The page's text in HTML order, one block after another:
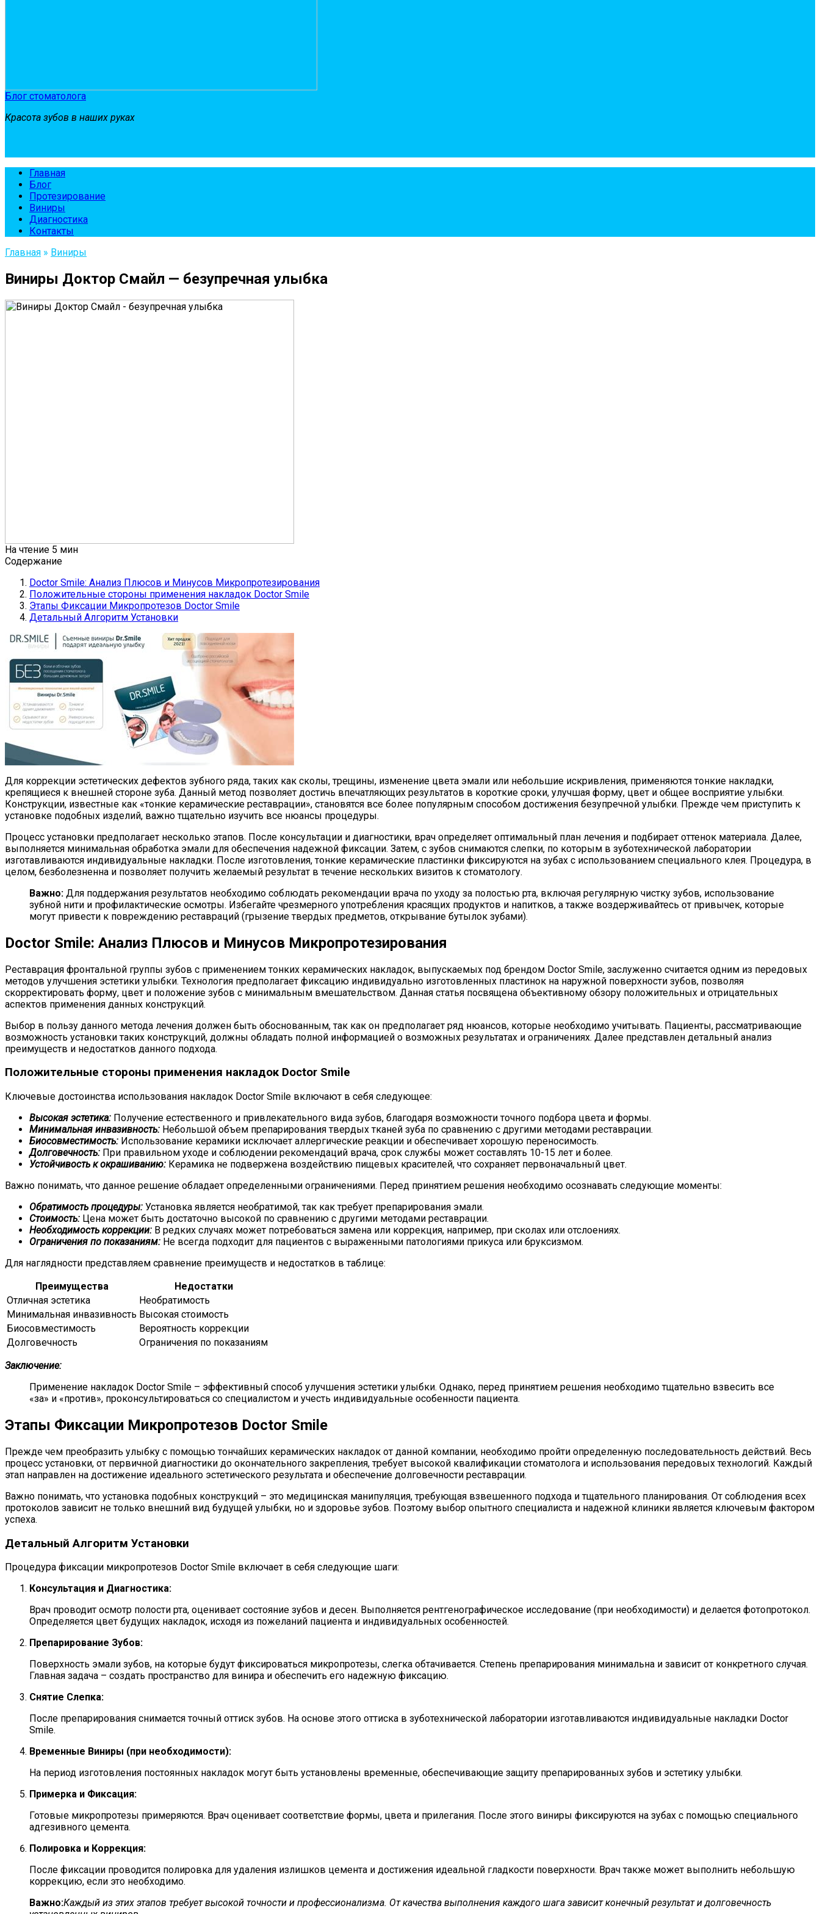
Блог стоматолога
Красота зубов в наших руках
Главная
Блог
Протезирование
Виниры
Диагностика
Контакты
Главная » Виниры
Виниры Доктор Смайл — безупречная улыбка
На чтение 5 мин
Содержание
Doctor Smile: Анализ Плюсов и Минусов Микропротезирования
Положительные стороны применения накладок Doctor Smile
Этапы Фиксации Микропротезов Doctor Smile
Детальный Алгоритм Установки
Для коррекции эстетических дефектов зубного ряда, таких как сколы, трещины, изменение цвета эмали или небольшие искривления, применяются тонкие накладки,
крепящиеся к внешней стороне зуба. Данный метод позволяет достичь впечатляющих результатов в короткие сроки, улучшая форму, цвет и общее восприятие улыбки.
Конструкции, известные как «тонкие керамические реставрации», становятся все более популярным способом достижения безупречной улыбки. Прежде чем приступить к
установке подобных изделий, важно тщательно изучить все нюансы процедуры.
Процесс установки предполагает несколько этапов. После консультации и диагностики, врач определяет оптимальный план лечения и подбирает оттенок материала. Далее,
выполняется минимальная обработка эмали для обеспечения надежной фиксации. Затем, с зубов снимаются слепки, по которым в зуботехнической лаборатории
изготавливаются индивидуальные накладки. После изготовления, тонкие керамические пластинки фиксируются на зубах с использованием специального клея. Процедура, в
целом, безболезненна и позволяет получить желаемый результат в течение нескольких визитов к стоматологу.
Важно: Для поддержания результатов необходимо соблюдать рекомендации врача по уходу за полостью рта, включая регулярную чистку зубов, использование
зубной нити и профилактические осмотры. Избегайте чрезмерного употребления красящих продуктов и напитков, а также воздерживайтесь от привычек, которые
могут привести к повреждению реставраций (грызение твердых предметов, открывание бутылок зубами).
Doctor Smile: Анализ Плюсов и Минусов Микропротезирования
Реставрация фронтальной группы зубов с применением тонких керамических накладок, выпускаемых под брендом Doctor Smile, заслуженно считается одним из передовых
методов улучшения эстетики улыбки. Технология предполагает фиксацию индивидуально изготовленных пластинок на наружной поверхности зубов, позволяя
скорректировать форму, цвет и положение зубов с минимальным вмешательством. Данная статья посвящена объективному обзору положительных и отрицательных
аспектов применения данных конструкций.
Выбор в пользу данного метода лечения должен быть обоснованным, так как он предполагает ряд нюансов, которые необходимо учитывать. Пациенты, рассматривающие
возможность установки таких конструкций, должны обладать полной информацией о возможных результатах и ограничениях. Далее представлен детальный анализ
преимуществ и недостатков данного подхода.
Положительные стороны применения накладок Doctor Smile
Ключевые достоинства использования накладок Doctor Smile включают в себя следующее:
Высокая эстетика: Получение естественного и привлекательного вида зубов, благодаря возможности точного подбора цвета и формы.
Минимальная инвазивность: Небольшой объем препарирования твердых тканей зуба по сравнению с другими методами реставрации.
Биосовместимость: Использование керамики исключает аллергические реакции и обеспечивает хорошую переносимость.
Долговечность: При правильном уходе и соблюдении рекомендаций врача, срок службы может составлять 10-15 лет и более.
Устойчивость к окрашиванию: Керамика не подвержена воздействию пищевых красителей, что сохраняет первоначальный цвет.
Важно понимать, что данное решение обладает определенными ограничениями. Перед принятием решения необходимо осознавать следующие моменты:
Обратимость процедуры: Установка является необратимой, так как требует препарирования эмали.
Стоимость: Цена может быть достаточно высокой по сравнению с другими методами реставрации.
Необходимость коррекции: В редких случаях может потребоваться замена или коррекция, например, при сколах или отслоениях.
Ограничения по показаниям: Не всегда подходит для пациентов с выраженными патологиями прикуса или бруксизмом.
Для наглядности представляем сравнение преимуществ и недостатков в таблице:
Преимущества
Недостатки
Отличная эстетика
Необратимость
Минимальная инвазивность Высокая стоимость
Биосовместимость
Вероятность коррекции
Долговечность
Ограничения по показаниям
Заключение:
Применение накладок Doctor Smile – эффективный способ улучшения эстетики улыбки. Однако, перед принятием решения необходимо тщательно взвесить все
«за» и «против», проконсультироваться со специалистом и учесть индивидуальные особенности пациента.
Этапы Фиксации Микропротезов Doctor Smile
Прежде чем преобразить улыбку с помощью тончайших керамических накладок от данной компании, необходимо пройти определенную последовательность действий. Весь
процесс установки, от первичной диагностики до окончательного закрепления, требует высокой квалификации стоматолога и использования передовых технологий. Каждый
этап направлен на достижение идеального эстетического результата и обеспечение долговечности реставрации.
Важно понимать, что установка подобных конструкций – это медицинская манипуляция, требующая взвешенного подхода и тщательного планирования. От соблюдения всех
протоколов зависит не только внешний вид будущей улыбки, но и здоровье зубов. Поэтому выбор опытного специалиста и надежной клиники является ключевым фактором
успеха.
Детальный Алгоритм Установки
Процедура фиксации микропротезов Doctor Smile включает в себя следующие шаги:
Консультация и Диагностика:
Врач проводит осмотр полости рта, оценивает состояние зубов и десен. Выполняется рентгенографическое исследование (при необходимости) и делается фотопротокол.
Определяется цвет будущих накладок, исходя из пожеланий пациента и индивидуальных особенностей.
Препарирование Зубов:
Поверхность эмали зубов, на которые будут фиксироваться микропротезы, слегка обтачивается. Степень препарирования минимальна и зависит от конкретного случая.
Главная задача – создать пространство для винира и обеспечить его надежную фиксацию.
Снятие Слепка:
После препарирования снимается точный оттиск зубов. На основе этого оттиска в зуботехнической лаборатории изготавливаются индивидуальные накладки Doctor
Smile.
Временные Виниры (при необходимости):
На период изготовления постоянных накладок могут быть установлены временные, обеспечивающие защиту препарированных зубов и эстетику улыбки.
Примерка и Фиксация:
Готовые микропротезы примеряются. Врач оценивает соответствие формы, цвета и прилегания. После этого виниры фиксируются на зубах с помощью специального
адгезивного цемента.
Полировка и Коррекция:
После фиксации проводится полировка для удаления излишков цемента и достижения идеальной гладкости поверхности. Врач также может выполнить небольшую
коррекцию, если это необходимо.
Важно:Каждый из этих этапов требует высокой точности и профессионализма. От качества выполнения каждого шага зависит конечный результат и долговечность